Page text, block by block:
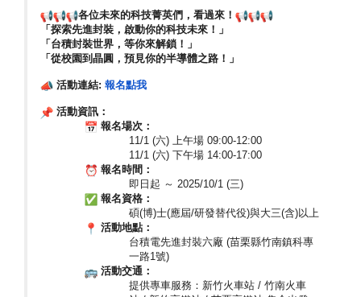
各位未來的科技菁英們，看過來！
「探索先進封裝，啟動你的科技未來！」
「台積封裝世界，等你來解鎖！」
「從校園到晶圓，預見你的半導體之路！」
活動連結: 報名點我
活動資訊：
報名場次：
11/1 (六) 上午場 09:00-12:00
11/1 (六) 下午場 14:00-17:00
報名時間：
即日起 ～ 2025/10/1 (三)
報名資格：
碩(博)士(應屆/研發替代役)與大三(含)以上
活動地點：
台積電先進封裝六廠 (苗栗縣竹南鎮科專
一路1號)
活動交通：
提供專車服務：新竹火車站 / 竹南火車